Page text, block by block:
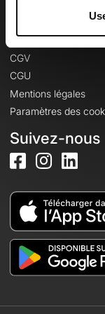
Politique de
CGV
CGU
Mentions légales
Paramètres des
Suivez-nous